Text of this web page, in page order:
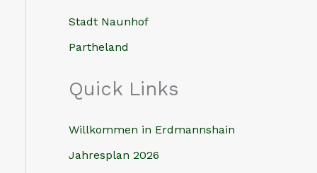
Stadt Naunhof
Partheland
Quick Links
Willkommen in Erdmannshain
Jahresplan 2026